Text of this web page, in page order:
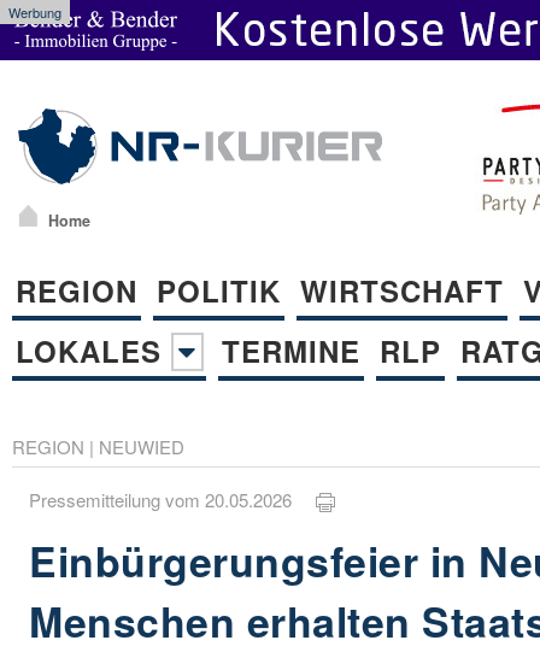
Werbung
Home
REGION POLITIK WIRTSCHAFT
LOKALES
TERMINE RLP
REGION | NEUWIED
Pressemitteilung vom 20.05.2026
Einbürgerungsfeier in
Menschen erhalten